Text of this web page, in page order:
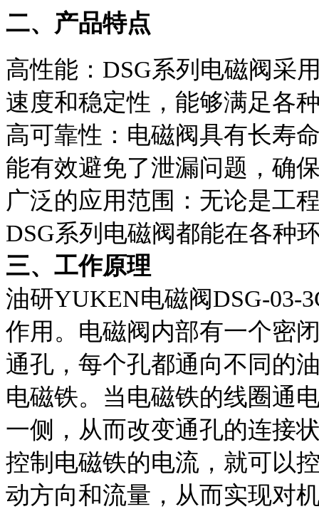
二、产品特点
高性能：DSG系列电磁阀采
速度和稳定性，能够满足各
高可靠性：电磁阀具有长寿
能有效避免了泄漏问题，确
广泛的应用范围：无论是工
DSG系列电磁阀都能在各种
三、工作原理
油研YUKEN电磁阀DSG-03-
作用。电磁阀内部有一个密
通孔，每个孔都通向不同的
电磁铁。当电磁铁的线圈通
一侧，从而改变通孔的连接
控制电磁铁的电流，就可以
动方向和流量，从而实现对